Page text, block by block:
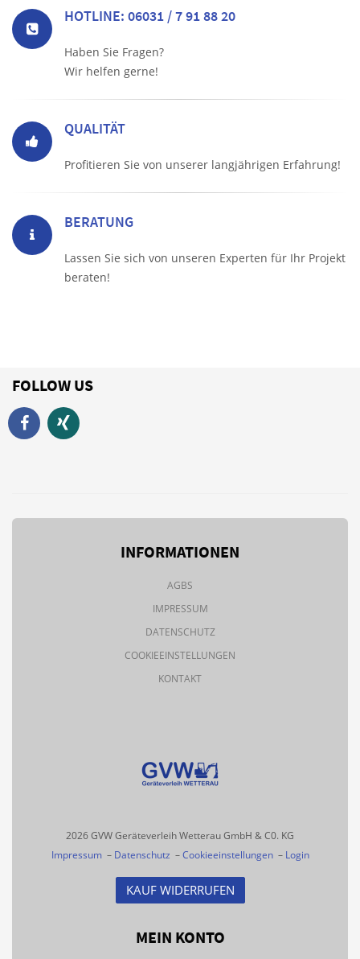
HOTLINE: 06031 / 7 91 88 20
Haben Sie Fragen?
Wir helfen gerne!
QUALITÄT
Profitieren Sie von unserer langjährigen Erfahrung!
BERATUNG
Lassen Sie sich von unseren Experten für Ihr Projekt
beraten!
FOLLOW US
INFORMATIONEN
AGBS
IMPRESSUM
DATENSCHUTZ
COOKIEEINSTELLUNGEN
KONTAKT
2026 GVW Geräteverleih Wetterau GmbH & C0. KG
Impressum– Datenschutz –Cookieeinstellungen– Login
KAUF WIDERRUFEN
MEIN KONTO